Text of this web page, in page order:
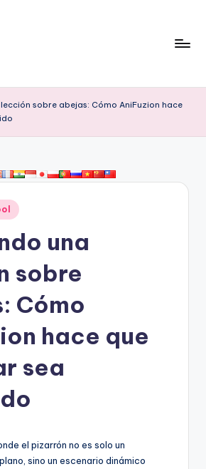
sobre abejas: Cómo AniFuzion hace
una
sobre
Cómo
hace que
sea
el pizarrón no es solo un
sino un escenario dinámico